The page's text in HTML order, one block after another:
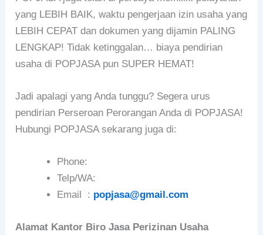
yang LEBIH BAIK, waktu pengerjaan izin usaha yang
LEBIH CEPAT dan dokumen yang dijamin PALING
LENGKAP! Tidak ketinggalan… biaya pendirian
usaha di POPJASA pun SUPER HEMAT!
Jadi apalagi yang Anda tunggu? Segera urus
pendirian Perseroan Perorangan Anda di POPJASA!
Hubungi POPJASA sekarang juga di:
Phone:
Telp/WA:
Email : popjasa@gmail.com
Alamat Kantor Biro Jasa Perizinan Usaha